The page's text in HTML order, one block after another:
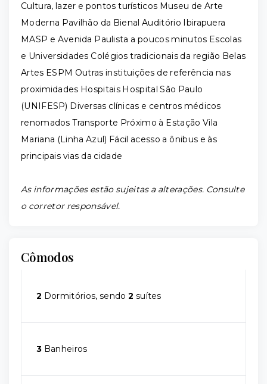
Cultura, lazer e pontos turísticos Museu de Arte
Moderna Pavilhão da Bienal Auditório Ibirapuera
MASP e Avenida Paulista a poucos minutos Escolas
e Universidades Colégios tradicionais da região Belas
Artes ESPM Outras instituições de referência nas
proximidades Hospitais Hospital São Paulo
(UNIFESP) Diversas clínicas e centros médicos
renomados Transporte Próximo à Estação Vila
Mariana (Linha Azul) Fácil acesso a ônibus e às
principais vias da cidade
As informações estão sujeitas a alterações. Consulte
o corretor responsável.
Cômodos
2 Dormitórios, sendo2 suítes
3 Banheiros